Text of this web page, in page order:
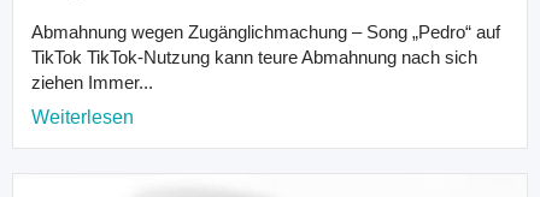
Abmahnung wegen Zugänglichmachung – Song „Pedro“ auf
TikTok TikTok-Nutzung kann teure Abmahnung nach sich
ziehen Immer...
Weiterlesen